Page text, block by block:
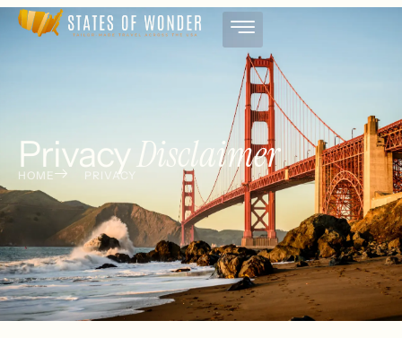
PrivacyDisclaimer
HOME PRIVACY